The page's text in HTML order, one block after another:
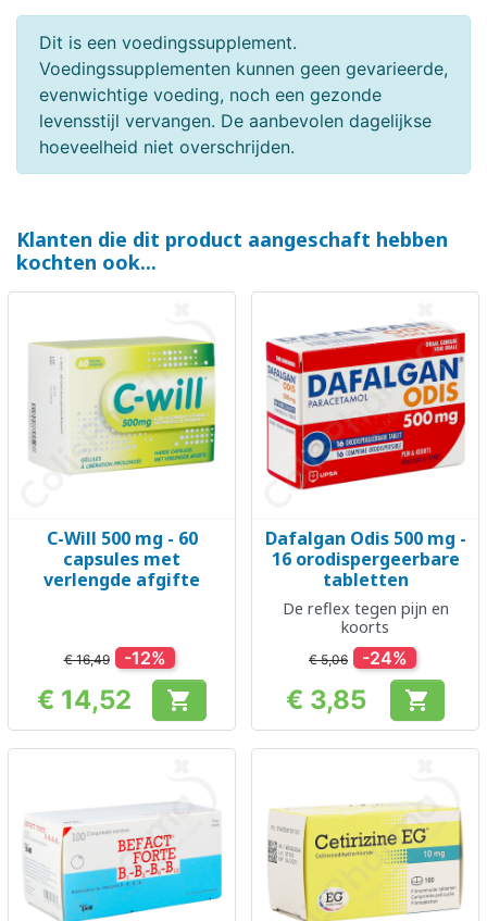
Dit is een voedingssupplement.
Voedingssupplementen kunnen geen gevarieerde,
evenwichtige voeding, noch een gezonde
levensstijl vervangen. De aanbevolen dagelijkse
hoeveelheid niet overschrijden.
Klanten die dit product aangeschaft hebben
kochten ook...
C-Will 500 mg - 60
capsules met
verlengde afgifte
€ 16,49 -12%
Prijs
€ 14,52 
Dafalgan Odis 500 mg -
16 orodispergeerbare
tabletten
De reflex tegen pijn en
koorts
€ 5,06 -24%
Prijs
€ 3,85 